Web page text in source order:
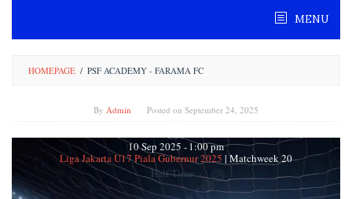
content
MENU
HOMEPAGE / PSF ACADEMY - FARAMA FC
By Admin Posted on September 24, 2025
10 Sep 2025 -1:00 pm
Liga Jakarta U17 Piala Gubernur 2025 | Matchweek 20
Half Time: -